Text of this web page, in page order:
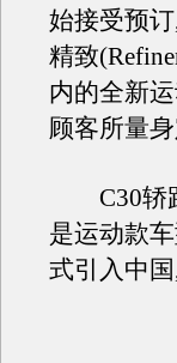
始接受预
精致
内的全新
顾客所量身
C30轿跑
是运动款
式引入中